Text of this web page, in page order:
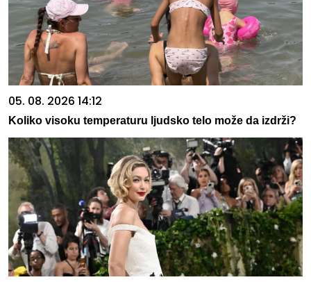
05. 08. 2026 14:12
Koliko visoku temperaturu ljudsko telo može da izdrži?